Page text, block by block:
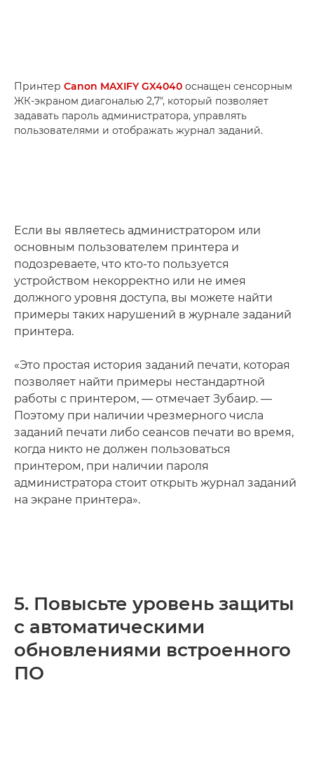
Принтер Canon MAXIFY GX4040 оснащен сенсорным
ЖК-экраном диагональю 2,7", который позволяет
задавать пароль администратора, управлять
пользователями и отображать журнал заданий.
Если вы являетесь администратором или
основным пользователем принтера и
подозреваете, что кто-то пользуется
устройством некорректно или не имея
должного уровня доступа, вы можете найти
примеры таких нарушений в журнале заданий
принтера.
«Это простая история заданий печати, которая
позволяет найти примеры нестандартной
работы с принтером, — отмечает Зубаир. —
Поэтому при наличии чрезмерного числа
заданий печати либо сеансов печати во время,
когда никто не должен пользоваться
принтером, при наличии пароля
администратора стоит открыть журнал заданий
на экране принтера».
5. Повысьте уровень защиты
с автоматическими
обновлениями встроенного
ПО